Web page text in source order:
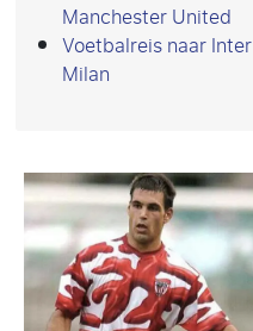
Manchester United
Voetbalreis naar Inter
Milan